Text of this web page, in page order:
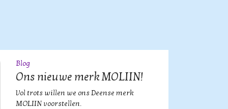
Blog
Ons nieuwe merk MOLIIN!
Vol trots willen we ons Deense merk
MOLIIN voorstellen.